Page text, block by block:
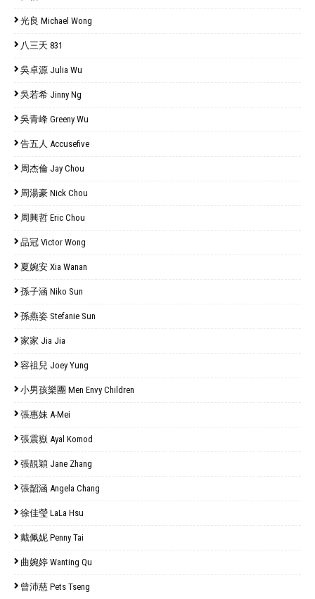
光良 Michael Wong
八三夭 831
吳卓源 Julia Wu
吳若希 Jinny Ng
吳青峰 Greeny Wu
告五人 Accusefive
周杰倫 Jay Chou
周湯豪 Nick Chou
周興哲 Eric Chou
品冠 Victor Wong
夏婉安 Xia Wanan
孫子涵 Niko Sun
孫燕姿 Stefanie Sun
家家 Jia Jia
容祖兒 Joey Yung
小男孩樂團 Men Envy Children
張惠妹 A-Mei
張震嶽 Ayal Komod
張靚穎 Jane Zhang
張韶涵 Angela Chang
徐佳瑩 LaLa Hsu
戴佩妮 Penny Tai
曲婉婷 Wanting Qu
曾沛慈 Pets Tseng